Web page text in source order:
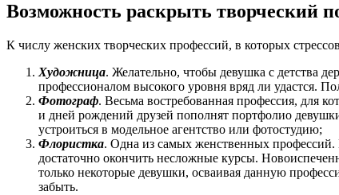
Возможность раскрыть творческий
К числу женских творческих профессий, в которых
Художница. Желательно, чтобы девушка с детства
профессионалом высокого уровня вряд ли удастся.
Фотограф. Весьма востребованная профессия, для
и дней рождений друзей пополнят портфолио
устроиться в модельное агентство или фотостудию;
Флористка. Одна из самых женственных профессий.
достаточно окончить несложные курсы.
только некоторые девушки, осваивая данную
забыть.